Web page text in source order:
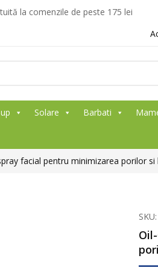
la comenzile de peste 175 lei
Solare Barbati
facial pentru minimizarea porilor
SKU: